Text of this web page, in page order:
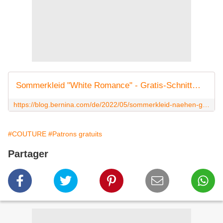
Sommerkleid "White Romance" - Gratis-Schnittmuster und Nähanleitung
#COUTURE #Patrons gratuits
Partager